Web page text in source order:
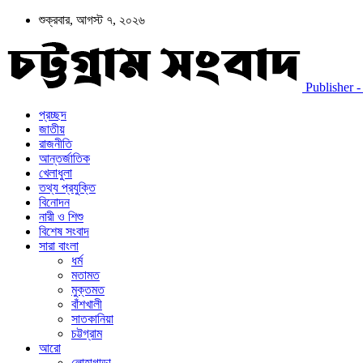
শুক্রবার, আগস্ট ৭, ২০২৬
Publisher -
প্রচ্ছদ
জাতীয়
রাজনীতি
আন্তর্জাতিক
খেলাধুলা
তথ্য প্রযুক্তি
বিনোদন
নারী ও শিশু
বিশেষ সংবাদ
সারা বাংলা
ধর্ম
মতামত
মুক্তমত
বাঁশখালী
সাতকানিয়া
চট্টগ্রাম
আরো